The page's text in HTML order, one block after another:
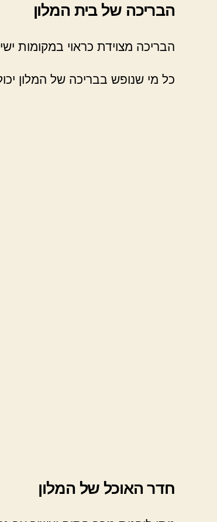
הבריכה של בית המלון
הבריכה מצוידת כראוי במקומות
כל מי שנופש בבריכה של המלון
חדר האוכל של המלון